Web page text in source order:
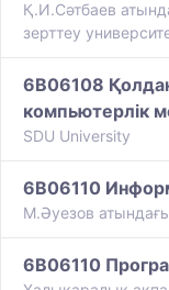
Қ.И.Сәтбаев
зерттеу
6B06108
компьютерлік
SDU University
6B06110
М.Әуезов
6B06110